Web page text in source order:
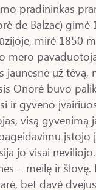
pradininkas
de Balzac) gimė
mirė 1850
mero
jaunesnė už
Onorė buvo
ir gyveno
visą gyvenimą
įstojo
jo visai
‒ meilę ir
bet davė